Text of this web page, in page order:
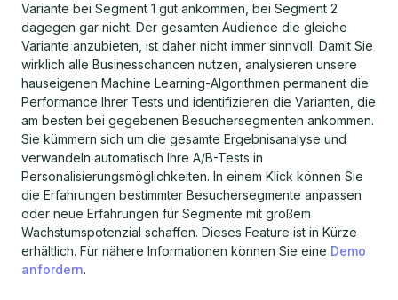
Variante bei Segment 1 gut ankommen, bei Segment 2
dagegen gar nicht. Der gesamten Audience die gleiche
Variante anzubieten, ist daher nicht immer sinnvoll. Damit Sie
wirklich alle Businesschancen nutzen, analysieren unsere
hauseigenen Machine Learning-Algorithmen permanent die
Performance Ihrer Tests und identifizieren die Varianten, die
am besten bei gegebenen Besuchersegmenten ankommen.
Sie kümmern sich um die gesamte Ergebnisanalyse und
verwandeln automatisch Ihre A/B-Tests in
Personalisierungsmöglichkeiten. In einem Klick können Sie
die Erfahrungen bestimmter Besuchersegmente anpassen
oder neue Erfahrungen für Segmente mit großem
Wachstumspotenzial schaffen. Dieses Feature ist in Kürze
erhältlich. Für nähere Informationen können Sie eine Demo
anfordern.